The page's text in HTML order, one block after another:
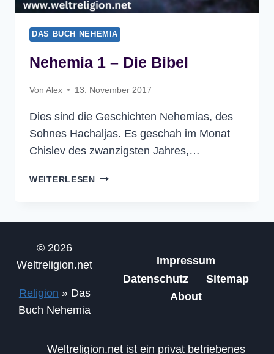
DAS BUCH NEHEMIA
Nehemia 1 – Die Bibel
Von Alex 13. November 2017
Dies sind die Geschichten Nehemias, des
Sohnes Hachaljas. Es geschah im Monat
Chislev des zwanzigsten Jahres,…
WEITERLESEN NEHEMIA
© 2026
Weltreligion.net
Religion » Das
Buch Nehemia
Impressum
Datenschutz
Sitemap
About
Weltreligion.net ist ein privat betriebenes